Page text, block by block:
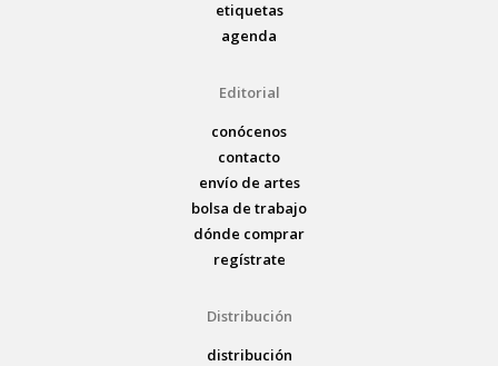
etiquetas
agenda
Editorial
conócenos
contacto
envío de artes
bolsa de trabajo
dónde comprar
regístrate
Distribución
distribución